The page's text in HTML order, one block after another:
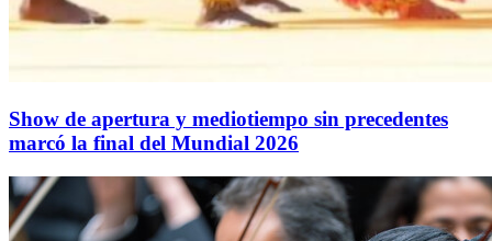
Show de apertura y mediotiempo sin precedentes
marcó la final del Mundial 2026